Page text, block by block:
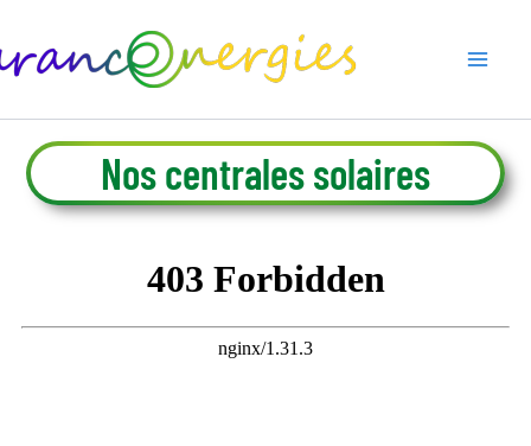
au
Nos centrales solaires